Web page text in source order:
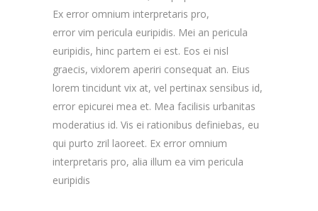
Ex error omnium interpretaris pro,
error vim pericula euripidis. Mei an pericula
euripidis, hinc partem ei est. Eos ei nisl
graecis, vixlorem aperiri consequat an. Eius
lorem tincidunt vix at, vel pertinax sensibus id,
error epicurei mea et. Mea facilisis urbanitas
moderatius id. Vis ei rationibus definiebas, eu
qui purto zril laoreet. Ex error omnium
interpretaris pro, alia illum ea vim pericula
euripidis